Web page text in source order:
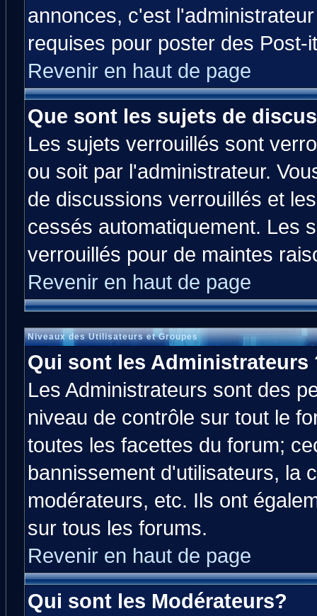
annonces, c'est
requises pour poster des Post-
Revenir en haut de page
Que sont les sujets de
Les sujets verrouillés sont
ou soit par l'administrateur.
de discussions verrouillés et
cessés automatiquement. Les
verrouillés pour de maintes
Revenir en haut de page
Niveaux des Utilisateurs et Groupes
Qui sont les Administrateurs
Les Administrateurs sont des
niveau de contrôle sur tout le
toutes les facettes du forum;
bannissement d'utilisateurs, la
modérateurs, etc. Ils ont
sur tous les forums.
Revenir en haut de page
Qui sont les Modérateurs?